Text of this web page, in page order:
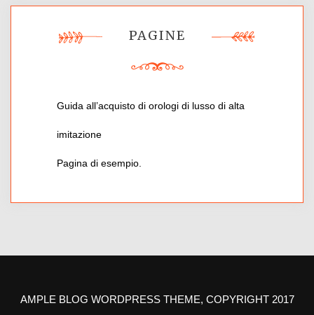
PAGINE
Guida all’acquisto di orologi di lusso di alta
imitazione
Pagina di esempio.
AMPLE BLOG WORDPRESS THEME, COPYRIGHT 2017